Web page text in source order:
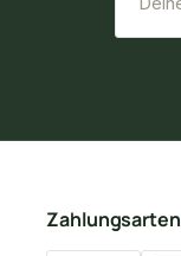
Zahlungsarten